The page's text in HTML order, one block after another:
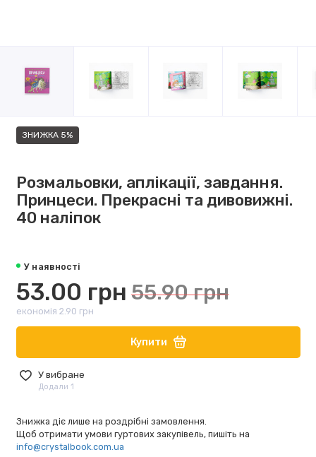
ЗНИЖКА 5%
Розмальовки, аплікації, завдання.
Принцеси. Прекрасні та дивовижні.
40 наліпок
У наявності
53.00 грн 55.90 грн
економія 2.90 грн
Купити
У вибране
Додали 1
Знижка діє лише на роздрібні замовлення.
Щоб отримати умови гуртових закупівель, пишіть на
info@crystalbook.com.ua